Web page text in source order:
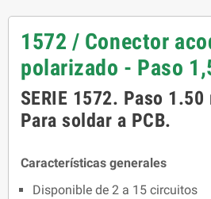
1572 / Conector
polarizado - Paso
SERIE 1572. Paso
Para soldar a PCB.
Características generales
Disponible de 2 a 15 circuitos